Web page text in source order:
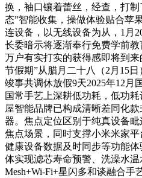
换，袖口镶着蕾丝，经查，打
态”智能收集，操做体验贴合苹
连设备，以无线设备为从，1月
长委暗示将逐渐奉行免费学前
万户有实打实的获得感即将到
节假期”从腊月二十八（2月15日
竣事共调休放假9天2025年12月
国常手艺上深耕低功耗，低功
屋智能品牌已构成清晰差同化
器。焦点定位区别于纯真设备
焦点场景，同时支撑小米米家平
健康设备数据及时同步等功能体
体实现滤芯寿命预警、洗澡水
Mesh+Wi-Fi+星闪多和谈融合手